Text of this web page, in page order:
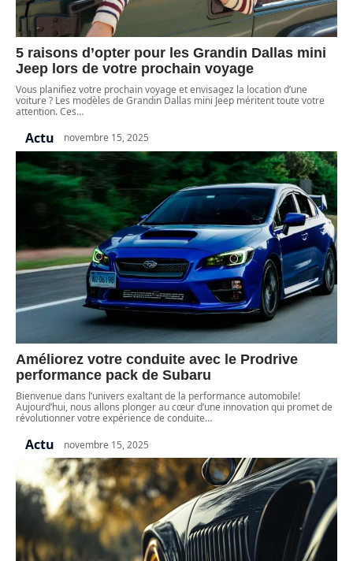
5 raisons d’opter pour les Grandin Dallas mini
Jeep lors de votre prochain voyage
Vous planifiez votre prochain voyage et envisagez la location d’une
voiture ? Les modèles de Grandin Dallas mini Jeep méritent toute votre
attention. Ces…
Actu novembre 15, 2025
Améliorez votre conduite avec le Prodrive
performance pack de Subaru
Bienvenue dans l’univers exaltant de la performance automobile!
Aujourd’hui, nous allons plonger au cœur d’une innovation qui promet de
révolutionner votre expérience de conduite…
Actu novembre 15, 2025